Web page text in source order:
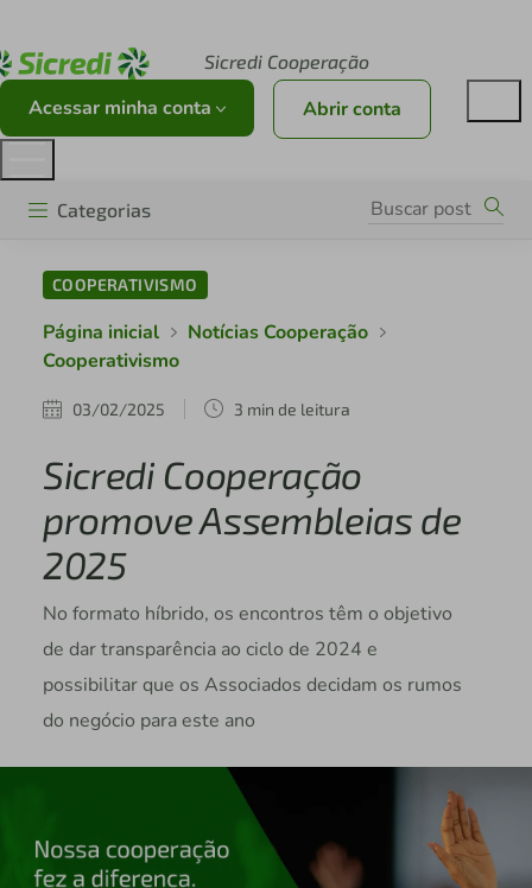
Sicredi Cooperação
Acessar minha conta Abrir conta
Categorias
COOPERATIVISMO
Página inicial
Notícias Cooperação
Cooperativismo
03/02/2025 3 min de leitura
Sicredi Cooperação
promove Assembleias de
2025
No formato híbrido, os encontros têm o objetivo
de dar transparência ao ciclo de 2024 e
possibilitar que os Associados decidam os rumos
do negócio para este ano